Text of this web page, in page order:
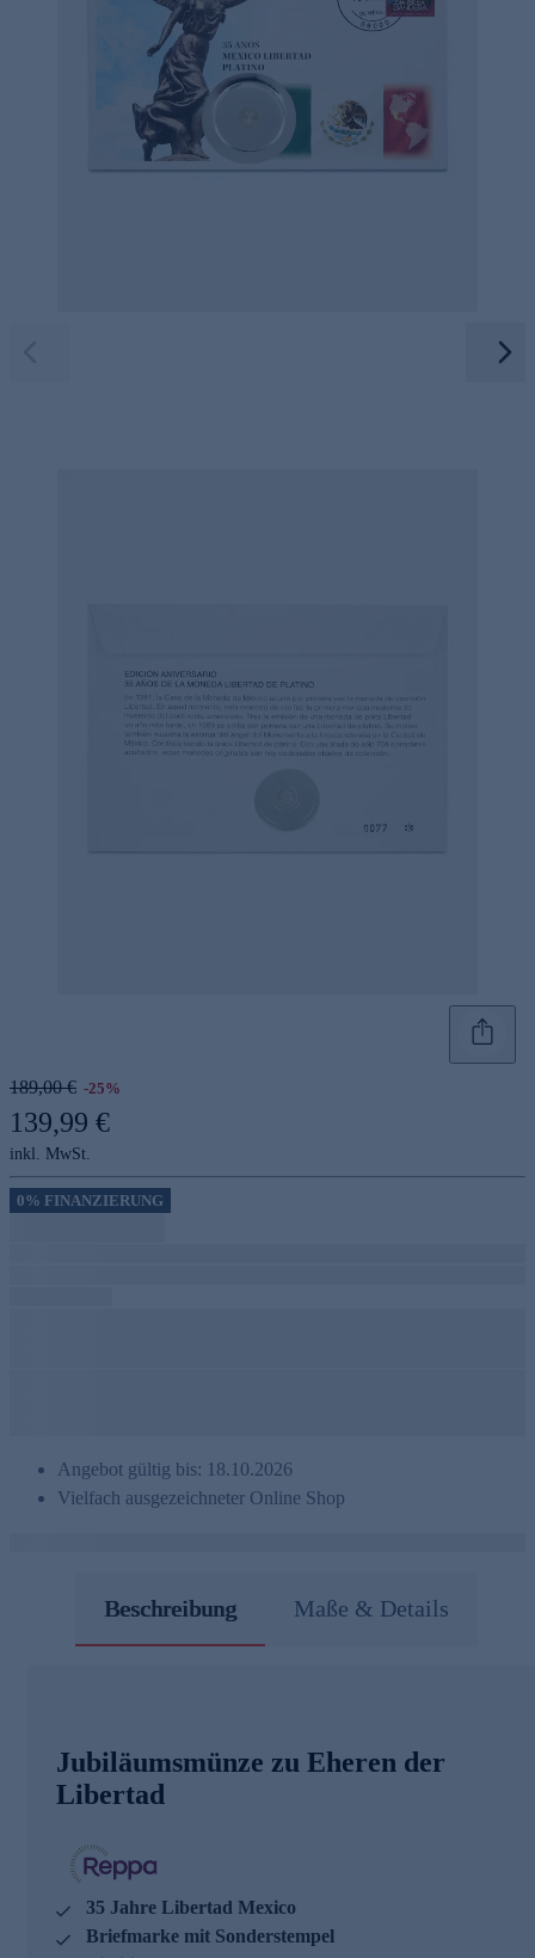
189,00 € -25%
139,99 €
inkl. MwSt.
0% FINANZIERUNG
Angebot gültig bis: 18.10.2026
Vielfach ausgezeichneter Online Shop
Beschreibung Maße & Details
Jubiläumsmünze zu Eheren der
Libertad
35 Jahre Libertad Mexico
Briefmarke mit Sonderstempel